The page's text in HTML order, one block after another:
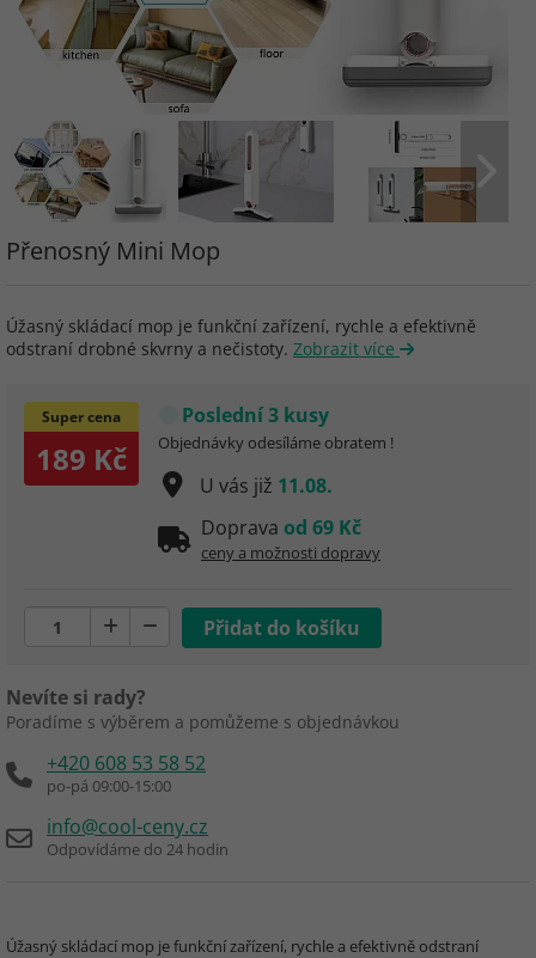
Přenosný Mini Mop
Úžasný skládací mop je funkční zařízení, rychle a efektivně
odstraní drobné skvrny a nečistoty. Zobrazit více
Super cena
189 Kč
Poslední 3 kusy
Objednávky odesíláme obratem !
U vás již 11.08.
Doprava od 69 Kč
ceny a možnosti dopravy
Nevíte si rady?
Poradíme s výběrem a pomůžeme s objednávkou
+420 608 53 58 52
po-pá 09:00-15:00
info@cool-ceny.cz
Odpovídáme do 24 hodin
Úžasný skládací mop je funkční zařízení, rychle a efektivně odstraní